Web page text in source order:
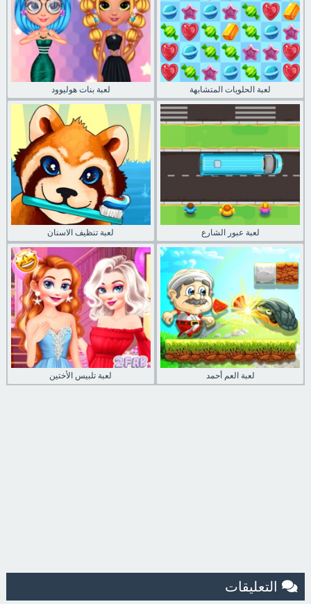
لعبة بنات هوليوود لعبة الحلويات المتشابهة
لعبة تنظيف الاسنان لعبة عبور الشارع
لعبة تلبيس الأختين لعبة العم أحمد
التعليقات